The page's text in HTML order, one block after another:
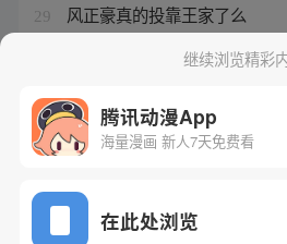
29 风正豪真的投靠王家了么
继续浏览精彩
腾讯动漫App
海量漫画 新人7天免费看
在此处浏览
网站备案/许可证号：粤